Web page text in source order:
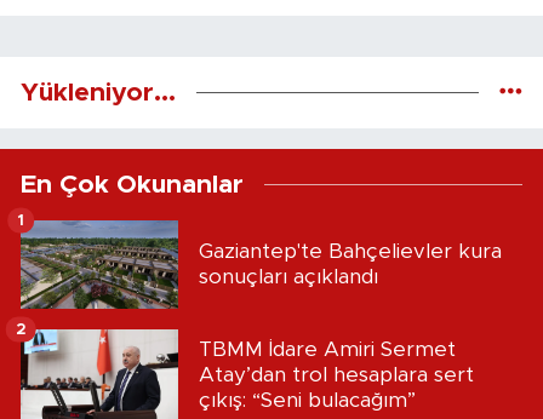
Yükleniyor...
En Çok Okunanlar
Gaziantep'te Bahçelievler kura
sonuçları açıklandı
1
TBMM İdare Amiri Sermet
Atay’dan trol hesaplara sert
çıkış: “Seni bulacağım”
2